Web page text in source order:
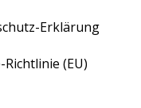
Erklärung
Richtlinie (EU)